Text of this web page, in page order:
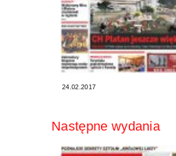
24.02.2017
Następne wydania